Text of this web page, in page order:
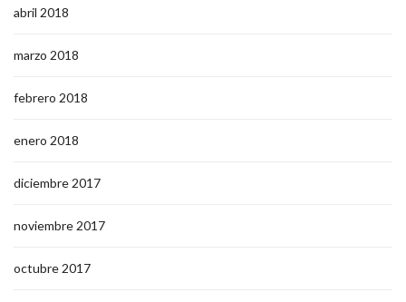
abril 2018
marzo 2018
febrero 2018
enero 2018
diciembre 2017
noviembre 2017
octubre 2017